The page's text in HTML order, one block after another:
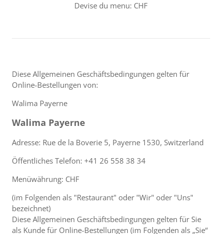
Devise du menu: CHF
Diese Allgemeinen Geschäftsbedingungen gelten für
Online-Bestellungen von:
Walima Payerne
Walima Payerne
Adresse: Rue de la Boverie 5, Payerne 1530, Switzerland
Öffentliches Telefon: +41 26 558 38 34
Menüwährung: CHF
(im Folgenden als "Restaurant" oder "Wir" oder "Uns"
bezeichnet)
Diese Allgemeinen Geschäftsbedingungen gelten für Sie
als Kunde für Online-Bestellungen (im Folgenden als „Sie“